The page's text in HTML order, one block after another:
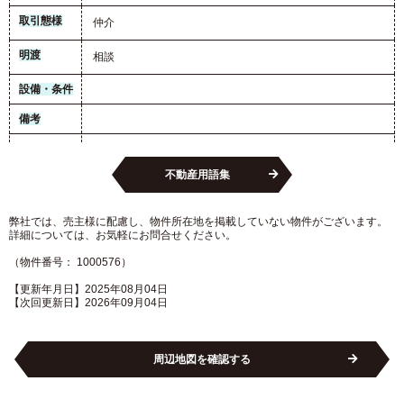
取引態様 仲介
明渡 相談
設備・条件
備考
不動産用語集
弊社では、売主様に配慮し、物件所在地を掲載していない物件がございます。
詳細については、お気軽にお問合せください。
（物件番号： 1000576）
【更新年月日】2025年08月04日
【次回更新日】2026年09月04日
周辺地図を確認する